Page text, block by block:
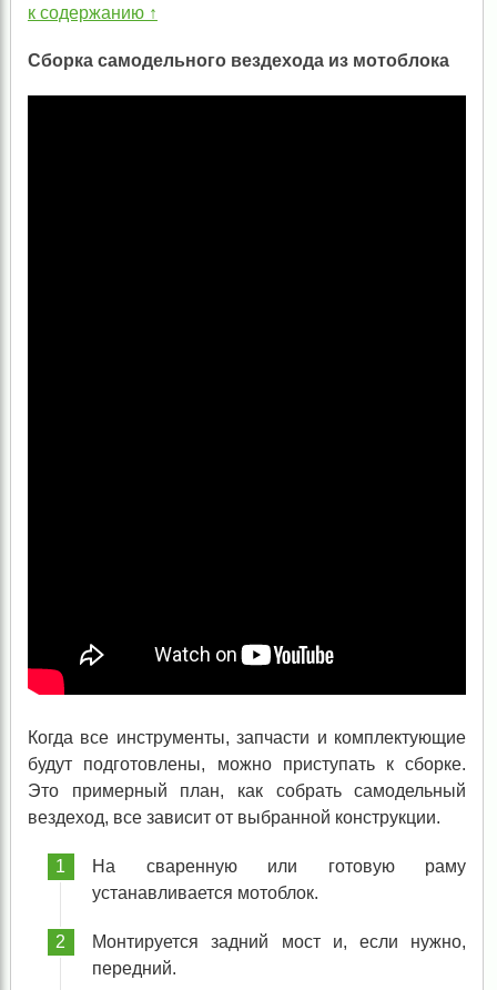
к содержанию ↑
Сборка самодельного вездехода из мотоблока
Когда все инструменты, запчасти и комплектующие
будут подготовлены, можно приступать к сборке.
Это примерный план, как собрать самодельный
вездеход, все зависит от выбранной конструкции.
На сваренную или готовую раму
устанавливается мотоблок.
Монтируется задний мост и, если нужно,
передний.